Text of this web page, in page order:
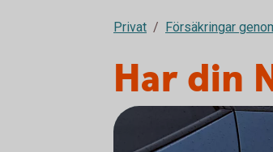
Privat Försäkringar
Har din